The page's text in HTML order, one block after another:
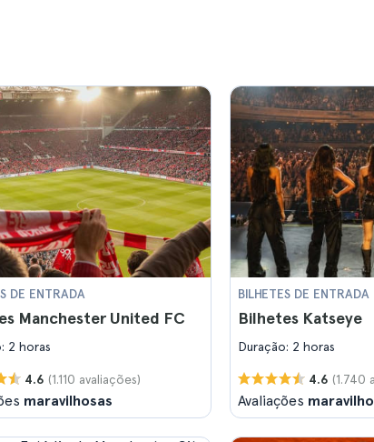
DE ENTRADA
Manchester United FC
2 horas
4.6 (1.110 avaliações)
maravilhosas
BILHETES DE ENTRADA
Bilhetes Katseye
Duração: 2 horas
4.6 (1.740
Avaliações